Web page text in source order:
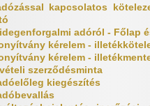
kapcsolatos
adóról - Főlap
kérelem -
kérelem -
szerződésminta
kiegészítés